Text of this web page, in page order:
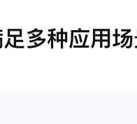
多种应用